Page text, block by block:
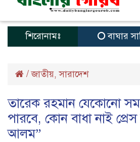
শিরোনামঃ বাঘার
/জাতীয়,সারাদেশ
তারেক রহমান যেকোনো
পারবে, কোন বাধা নাই
আলম”